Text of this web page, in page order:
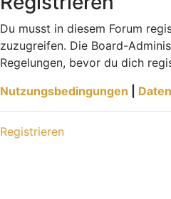
Du musst in diesem Forum
zuzugreifen. Die Board-
Regelungen, bevor du dich
Nutzungsbedingungen
Registrieren